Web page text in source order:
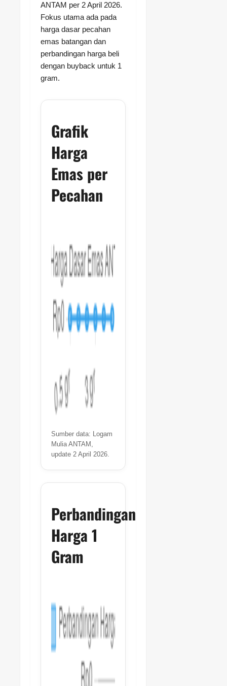
ANTAM per 2 April 2026.
Fokus utama ada pada
harga dasar pecahan
emas batangan dan
perbandingan harga beli
dengan buyback untuk 1
gram.
Grafik
Harga
Emas per
Pecahan
Sumber data: Logam
Mulia ANTAM,
update 2 April 2026.
Perbandingan
Harga 1
Gram